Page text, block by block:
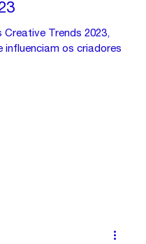
Trends 2023,
influenciam os criadores